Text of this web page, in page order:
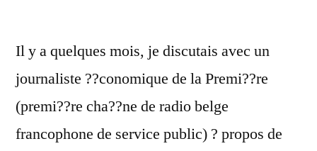
Il y a quelques mois, je discutais avec un
journaliste ??conomique de la Premi??re
(premi??re cha??ne de radio belge
francophone de service public) ? propos de